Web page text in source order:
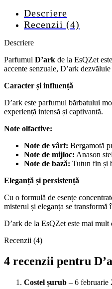
Descriere
Recenzii (4)
Descriere
Parfumul D’ark de la EsQZet
accente senzuale, D’ark
Caracter și influență
D’ark este parfumul bărbatului
experiență intensă și captivantă.
Note olfactive:
Note de vârf: Bergamotă
Note de mijloc: Anason
Note de bază: Tutun fin și
Eleganță și persistență
Cu o formulă de esențe
misterul și eleganța se transformă
D’ark de la EsQZet este mai
Recenzii (4)
4 recenzii pentru
Costel șurub – 6 februarie